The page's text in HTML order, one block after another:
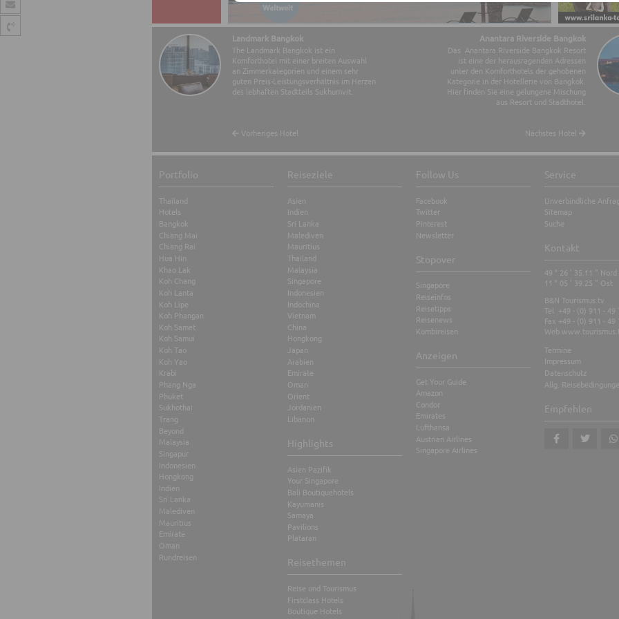
Landmark Bangkok
The Landmark Bangkok ist ein
Komforthotel mit einer breiten Auswahl
an Zimmerkategorien und einem sehr
guten Preis-Leistungsverhältnis im Herzen
des lebhaften Stadtteils Sukhumvit.
Vorheriges Hotel
Anantara Riverside Bangkok
Das Anantara Riverside Bangkok Resort
ist eine der herausragenden Adressen
unter den Komforthotels der gehobenen
Kategorie in der Hotellerie von Bangkok.
Hier finden Sie eine gelungene Mischung
aus Resort und Stadthotel.
Nächstes Hotel
Portfolio
Thailand
Hotels
Bangkok
Chiang Mai
Chiang Rai
Hua Hin
Khao Lak
Koh Chang
Koh Lanta
Koh Lipe
Koh Phangan
Koh Samet
Koh Samui
Koh Tao
Koh Yao
Krabi
Phang Nga
Phuket
Sukhothai
Trang
Beyond
Malaysia
Singapur
Indonesien
Hongkong
Indien
Sri Lanka
Malediven
Mauritius
Emirate
Oman
Rundreisen
Reiseziele
Asien
Indien
Sri Lanka
Malediven
Mauritius
Thailand
Malaysia
Singapore
Indonesien
Indochina
Vietnam
China
Hongkong
Japan
Arabien
Emirate
Oman
Orient
Jordanien
Libanon
Highlights
Asien Pazifik
Your Singapore
Bali Boutiquehotels
Kayumanis
Samaya
Pavilions
Plataran
Reisethemen
Reise und Tourismus
Firstclass Hotels
Boutique Hotels
Follow Us
Facebook
Twitter
Pinterest
Newsletter
Stopover
Singapore
Reiseinfos
Reisetipps
Reisenews
Kombireisen
Anzeigen
Get Your Guide
Amazon
Condor
Emirates
Lufthansa
Austrian Airlines
Singapore Airlines
Service
Unverbindliche
Sitemap
Suche
Kontakt
49 ° 26 ' 35.11 " Nord
11 ° 05 ' 39.25 " Ost
B&N Tourismus.tv
Tel +49 - (0) 911 - 49
Fax +49 - (0) 911 - 49
Web
Termine
Impressum
Datenschutz
Allg.
Empfehlen